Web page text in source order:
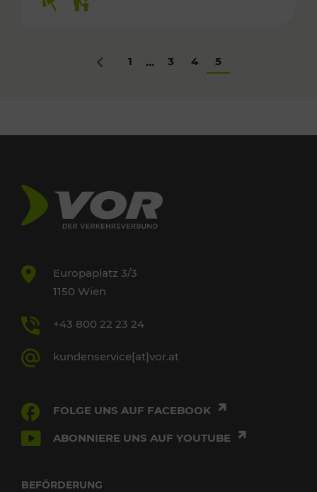
Zurück
1 ... 3 4 5
Europaplatz 3/3
1150 Wien
+43 800 22 23 24
kundenservice[at]vor.at
FOLGE UNS AUF FACEBOOK
ABONNIERE UNS AUF YOUTUBE
BEFÖRDERUNG